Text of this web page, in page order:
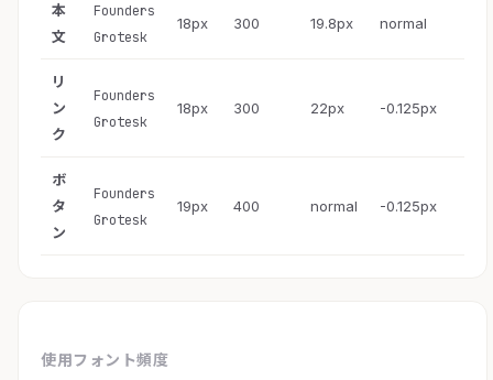
本
文
Founders
Grotesk
18px 300 19.8px normal
リ
ン
ク
Founders
Grotesk
18px 300 22px -0.125px
ボ
タ
ン
Founders
Grotesk
19px 400 normal -0.125px
使用フォント頻度